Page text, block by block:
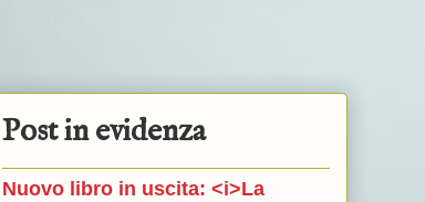
Post in evidenza
Nuovo libro in uscita: <i>La